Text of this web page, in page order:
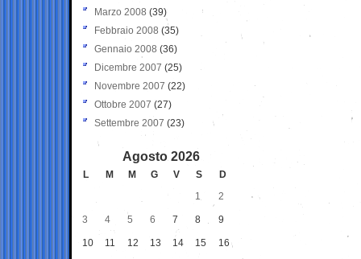
Marzo 2008 (39)
Febbraio 2008 (35)
Gennaio 2008 (36)
Dicembre 2007 (25)
Novembre 2007 (22)
Ottobre 2007 (27)
Settembre 2007 (23)
Agosto 2026
L M M G V S
D
1
2
3 4 5 6 7 8 9
10 11 12 13 14 15 16